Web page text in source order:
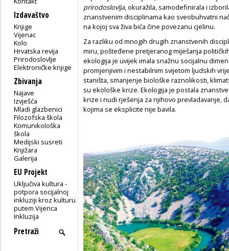
Izdavaštvo
Knjige
Vijenac
Kolo
Hrvatska revija
Prirodoslovlje
Elektroničke knjige
Zbivanja
Najave
Izvješća
Mladi glazbenici
Filozofska škola
Komunikološka
škola
Medijski susreti
Knjižara
Galerija
EU Projekt
Uključiva kultura -
potpora socijalnoj
inkluziji kroz kulturu
putem Vijenca
Inkluzija
prirodoslovlja, okuražila, samodefinirala i
znanstvenim disciplinama kao sveobuhvatni
na kojoj sva živa bića čine povezanu cjelinu.
Za razliku od mnogih drugih znanstvenih
miru, pošteđene pretje­ranog miješanja
ekologija je uvijek imala snažnu socijalnu
promjenjivim i nestabilnim svijetom ljudskih
staništa, smanjenje biološke raznolikosti,
su ekološke krize. Ekologija je postala
krize i nudi rješenja za njihovo prevladavanje,
kojima se eksplicite nije bavila.